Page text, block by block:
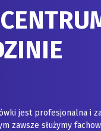
jest profesjonalna i
zawsze służymy